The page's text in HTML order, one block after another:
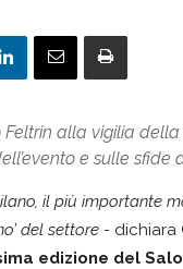
alla vigilia
e sulle sfide
il più importante
del settore - dichiara
edizione del